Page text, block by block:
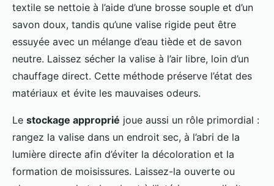
textile se nettoie à l’aide d’une brosse souple et d’un
savon doux, tandis qu’une valise rigide peut être
essuyée avec un mélange d’eau tiède et de savon
neutre. Laissez sécher la valise à l’air libre, loin d’un
chauffage direct. Cette méthode préserve l’état des
matériaux et évite les mauvaises odeurs.
Le stockage approprié joue aussi un rôle primordial :
rangez la valise dans un endroit sec, à l’abri de la
lumière directe afin d’éviter la décoloration et la
formation de moisissures. Laissez-la ouverte ou